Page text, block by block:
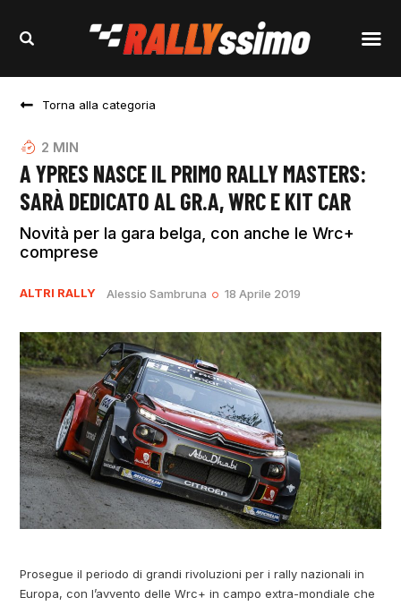
Torna alla categoria
2 MIN
A YPRES NASCE IL PRIMO RALLY MASTERS:
SARÀ DEDICATO AL GR.A, WRC E KIT CAR
Novità per la gara belga, con anche le Wrc+
comprese
ALTRI RALLY Alessio Sambruna 18 Aprile 2019
Prosegue il periodo di grandi rivoluzioni per i rally nazionali in
Europa, con l’avvento delle Wrc+ in campo extra-mondiale che